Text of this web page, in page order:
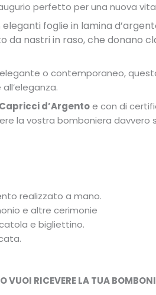
perfetto per una nuova
foglie in lamina
nastri in raso, che donano
o contemporaneo,
Capricci d’Argentoe con di
la vostra bomboniera
realizzato a mano.
e altre cerimonie
e bigliettino.
VUOI RICEVERE LA TUA